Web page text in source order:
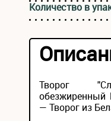
Количество в
Творог
обезжиренный
— Творог из